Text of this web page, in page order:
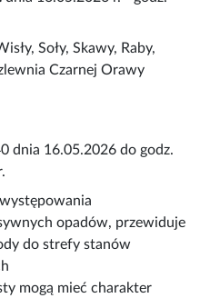
Soły, Skawy, Raby,
Czarnej Orawy
dnia 16.05.2026 do godz.
opadów, przewiduje
do strefy stanów
mieć charakter